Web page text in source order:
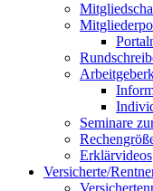
Seminare
Erklärvideos
Versicherte/